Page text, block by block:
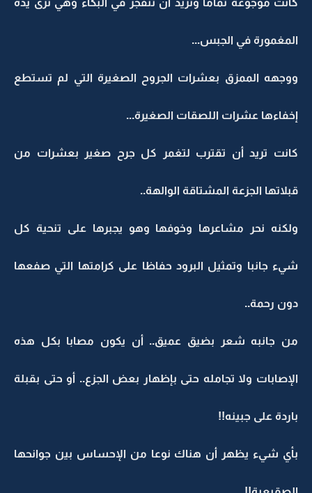
كانت موجوعة تماما وتريد أن تنفجر في البكاء وهي ترى يده
المغمورة في الجبس...
ووجهه الممزق بعشرات الجروح الصغيرة التي لم تستطع
إخفاءها عشرات اللصقات الصغيرة...
كانت تريد أن تقترب لتغمر كل جرح صغير بعشرات من
قبلاتها الجزعة المشتاقة الوالهة..
ولكنه نحر مشاعرها وخوفها وهو يجبرها على تنحية كل
شيء جانبا وتمثيل البرود حفاظا على كرامتها التي صفعها
دون رحمة..
من جانبه شعر بضيق عميق.. أن يكون مصابا بكل هذه
الإصابات ولا تجامله حتى بإظهار بعض الجزع.. أو حتى بقبلة
باردة على جبينه!!
بأي شيء يظهر أن هناك نوعا من الإحساس بين جوانحها